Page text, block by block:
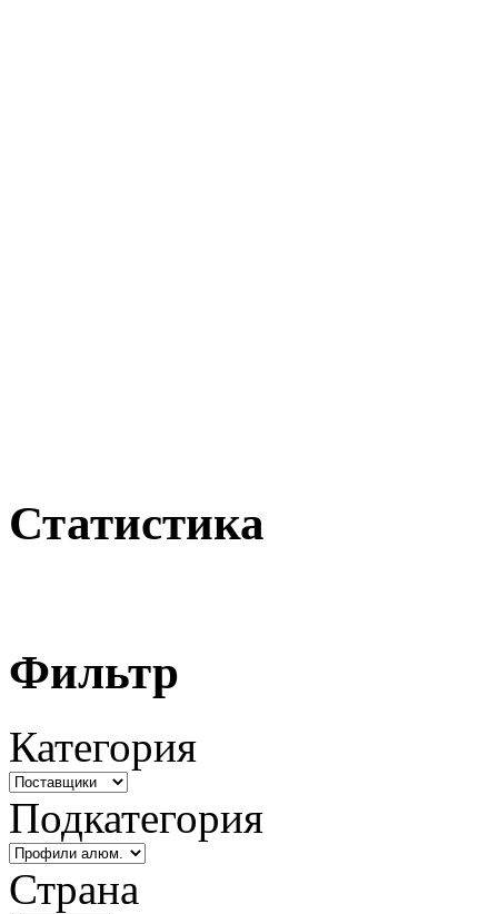
Статистика
Фильтр
Категория
Подкатегория
Страна